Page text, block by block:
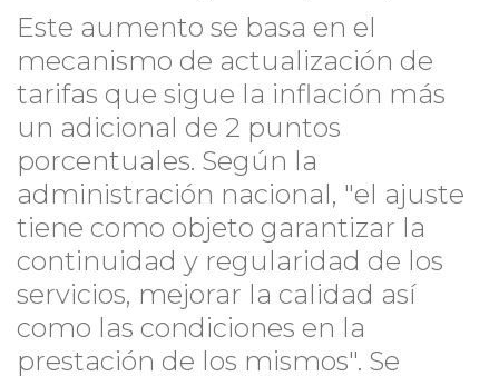
Este aumento se basa en el
mecanismo de actualización de
tarifas que sigue la inflación más
un adicional de 2 puntos
porcentuales. Según la
administración nacional, "el ajuste
tiene como objeto garantizar la
continuidad y regularidad de los
servicios, mejorar la calidad así
como las condiciones en la
prestación de los mismos". Se